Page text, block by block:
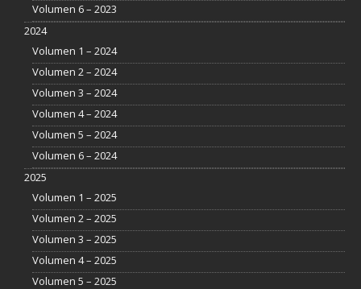
Volumen 6 – 2023
2024
Volumen 1 – 2024
Volumen 2 – 2024
Volumen 3 – 2024
Volumen 4 – 2024
Volumen 5 – 2024
Volumen 6 – 2024
2025
Volumen 1 – 2025
Volumen 2 – 2025
Volumen 3 – 2025
Volumen 4 – 2025
Volumen 5 – 2025